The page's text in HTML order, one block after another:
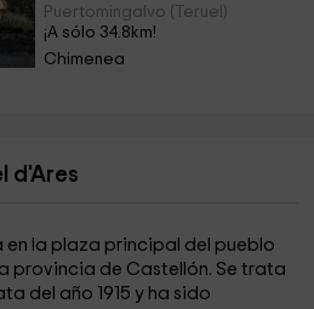
Puertomingalvo (Teruel)
¡A sólo 34.8km!
Chimenea
d'Ares
en la plaza principal del pueblo
provincia de Castellón. Se trata
del año 1915 y ha sido